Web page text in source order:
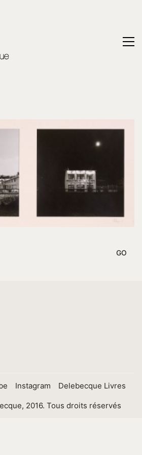
Instagram Delebecque Livres
2016. Tous droits réservés